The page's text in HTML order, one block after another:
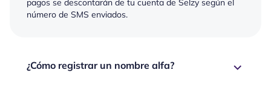
pagos se descontarán de tu cuenta de Selzy según el
número de SMS enviados.
¿Cómo registrar un nombre alfa?